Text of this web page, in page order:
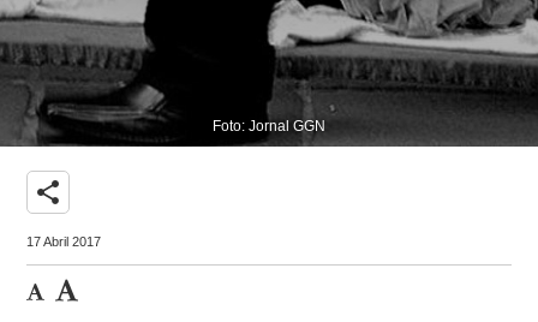
Foto: Jornal GGN
share
17 Abril 2017